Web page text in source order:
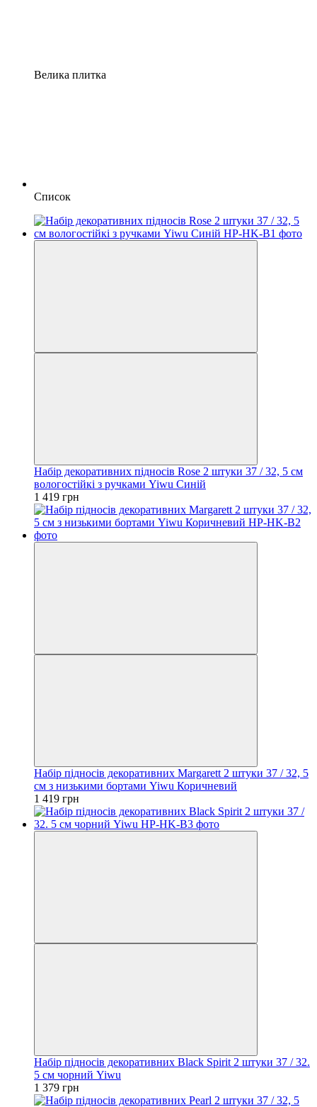
Велика плитка
Список
Набір декоративних підносів Rose 2 штуки 37 / 32, 5 см
вологостійкі з ручками Yiwu Синій
1 419 грн
Набір підносів декоративних Margarett 2 штуки 37 / 32, 5
см з низькими бортами Yiwu Коричневий
1 419 грн
Набір підносів декоративних Black Spirit 2 штуки 37 / 32.
5 см чорний Yiwu
1 379 грн